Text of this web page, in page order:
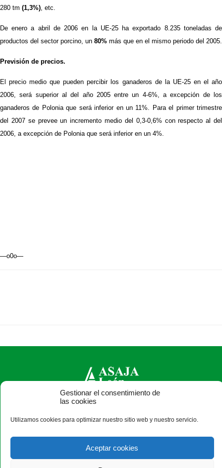
Gestionar el consentimiento de
las cookies
Utilizamos cookies para optimizar nuestro sitio web y nuestro servicio.
Aceptar cookies
280 tm (1,3%) , etc.
De enero a abril de 2006 en la UE-25 ha exportado 8.235 toneladas de
productos del sector porcino, un 80% más que en el mismo periodo del 2005.
Previsión de precios.
El precio medio que pueden percibir los ganaderos de la UE-25 en el año
2006, será superior al del año 2005 entre un 4-6%, a excepción de los
ganaderos de Polonia que será inferior en un 11%. Para el primer trimestre
del 2007 se prevee un incremento medio del 0,3-0,6% con respecto al del
2006, a excepción de Polonia que será inferior en un 4%.
—o0o—
Paseo Salamanca, 1 bajo - 24009 León - España · Tel.: +34